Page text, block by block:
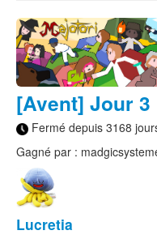
[Avent] Jour 3
Fermé depuis 3168
Gagné par :
Lucretia